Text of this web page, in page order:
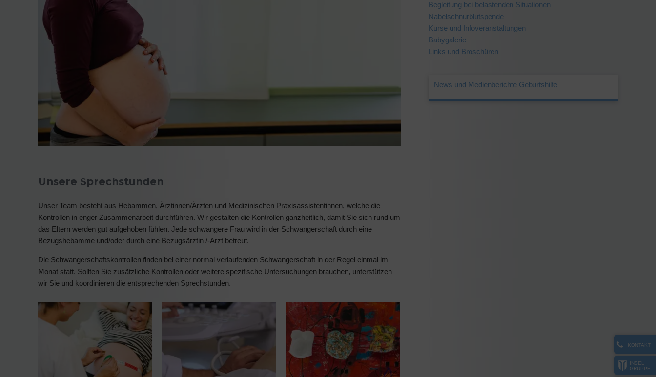
KONTAKT
INSEL
GRUPPE
Unsere Sprechstunden
Unser Team besteht aus Hebammen, Ärztinnen/Ärzten und Medizinischen Praxisassistentinnen, welche die
Kontrollen in enger Zusammenarbeit durchführen. Wir gestalten die Kontrollen ganzheitlich, damit Sie sich rund um
das Eltern werden gut aufgehoben fühlen. Jede schwangere Frau wird in der Schwangerschaft durch eine
Bezugshebamme und/oder durch eine Bezugsärztin /-Arzt betreut.
Die Schwangerschaftskontrollen finden bei einer normal verlaufenden Schwangerschaft in der Regel einmal im
Monat statt. Sollten Sie zusätzliche Kontrollen oder weitere spezifische Untersuchungen brauchen, unterstützen
wir Sie und koordinieren die entsprechenden Sprechstunden.
Begleitung bei belastenden Situationen
Nabelschnurblutspende
Kurse und Infoveranstaltungen
Babygalerie
Links und Broschüren
News und Medienberichte Geburtshilfe